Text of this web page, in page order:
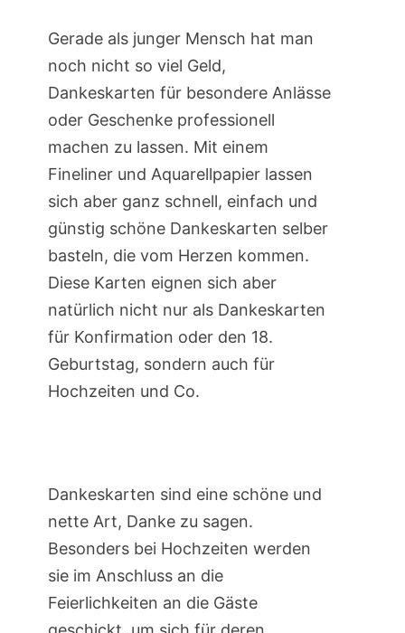
Gerade als junger Mensch hat man
noch nicht so viel Geld,
Dankeskarten für besondere Anlässe
oder Geschenke professionell
machen zu lassen. Mit einem
Fineliner und Aquarellpapier lassen
sich aber ganz schnell, einfach und
günstig schöne Dankeskarten selber
basteln, die vom Herzen kommen.
Diese Karten eignen sich aber
natürlich nicht nur als Dankeskarten
für Konfirmation oder den 18.
Geburtstag, sondern auch für
Hochzeiten und Co.
Dankeskarten sind eine schöne und
nette Art, Danke zu sagen.
Besonders bei Hochzeiten werden
sie im Anschluss an die
Feierlichkeiten an die Gäste